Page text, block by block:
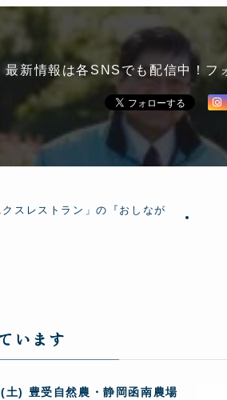
最新情報は各SNSでも配信中！フ
クスレストラン」の『おしなが
います
土) 豊受自然農・静岡函南農場